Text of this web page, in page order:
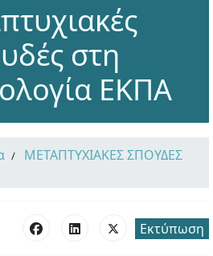
στη
ΕΚΠΑ
ΜΕΤΑΠΤΥΧΙΑΚΕΣ ΣΠΟΥΔΕΣ
Εκτύπωση